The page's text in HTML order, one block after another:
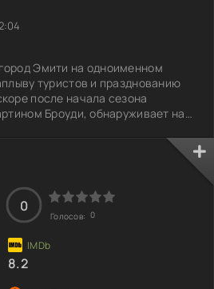
Эмити на одноименном
туристов и празднованию
после начала сезона
Броуди, обнаруживает на
но мэр, озабоченный
против. С каждым днем
решает взять дело в свои
путешествие по поимке
0
Голосов: 0
8.2